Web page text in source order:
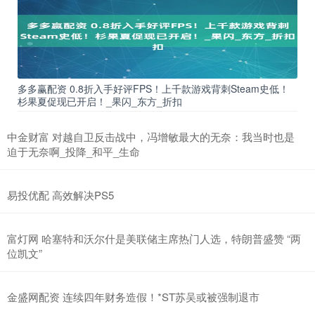
多多赢配资 0.8折入手好评FPS！上千款游戏背刺Steam史低！
杉果夏促现已开启！_果闪_东方_折扣
中金财富 对越自卫反击战中，冯增敏最大的无奈：我当时也是
迫于无奈啊_投降_和平_生命
易投优配 高效解决PS5
富灯网 哈塞特和沃尔什是美联储主席热门人选，特朗普盛赞 “两
位凯文”
金盛网配资 连续四年财务造假！*ST苏吴或被强制退市